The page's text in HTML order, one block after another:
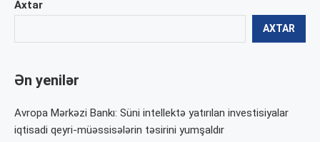
Axtar
AXTAR
Ən yenilər
Avropa Mərkəzi Bankı: Süni intellektə yatırılan investisiyalar
iqtisadi qeyri-müəssisələrin təsirini yumşaldır